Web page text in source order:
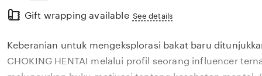
the
description
Gift wrapping available See details
Keberanian untuk mengeksplorasi bakat baru
CHOKING HENTAI melalui profil seorang influencer